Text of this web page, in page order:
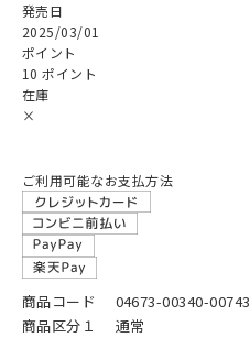
発売日
2025/03/01
ポイント
10 ポイント
在庫
×
ご利用可能なお支払方法
商品コード
04673-00340-00743
商品区分１
通常